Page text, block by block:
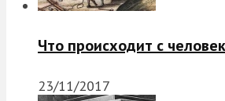
Что происходит с
23/11/2017